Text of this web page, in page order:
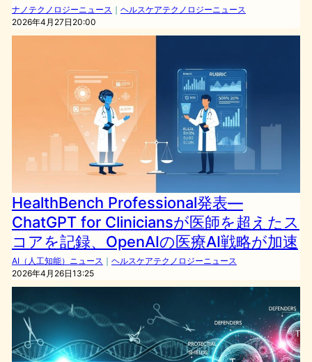
ナノテクノロジーニュース ｜ ヘルスケアテクノロジーニュース
2026年4月27日20:00
HealthBench Professional発表—
ChatGPT for Cliniciansが医師を超えたス
コアを記録、OpenAIの医療AI戦略が加速
AI（人工知能）ニュース ｜ ヘルスケアテクノロジーニュース
2026年4月26日13:25